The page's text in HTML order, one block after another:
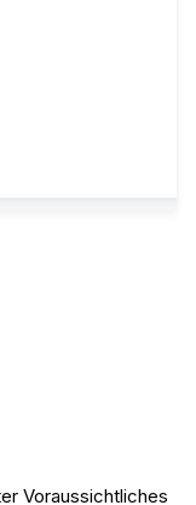
Voraussichtliches